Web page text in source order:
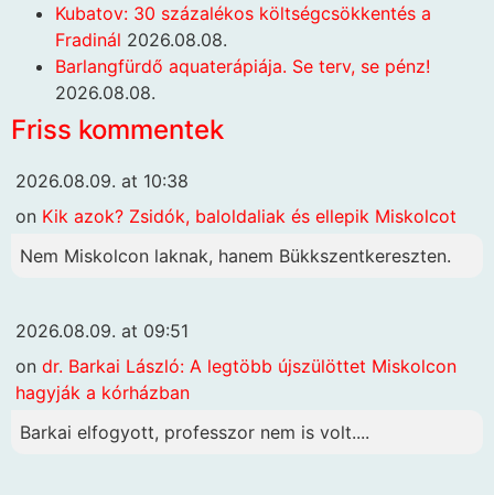
Kubatov: 30 százalékos költségcsökkentés a
Fradinál 2026.08.08.
Barlangfürdő aquaterápiája. Se terv, se pénz!
2026.08.08.
Friss kommentek
2026.08.09. at 10:38
on Kik azok? Zsidók, baloldaliak és ellepik Miskolcot
Nem Miskolcon laknak, hanem Bükkszentkereszten.
2026.08.09. at 09:51
on dr. Barkai László: A legtöbb újszülöttet Miskolcon
hagyják a kórházban
Barkai elfogyott, professzor nem is volt....